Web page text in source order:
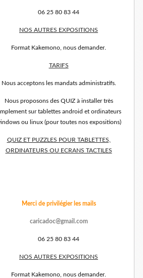
06 25 80 83 44
NOS AUTRES EXPOSITIONS
Format Kakemono, nous demander.
TARIFS
Nous acceptons les mandats administratifs.
Nous proposons des QUIZ à installer très
sur tablettes android et ordinateurs
ou linux (pour toutes nos expositions)
QUIZ ET PUZZLES POUR TABLETTES,
ORDINATEURS OU ECRANS TACTILES
Merci de privilégier les mails
caricadoc@gmail.com
06 25 80 83 44
NOS AUTRES EXPOSITIONS
Format Kakemono, nous demander.